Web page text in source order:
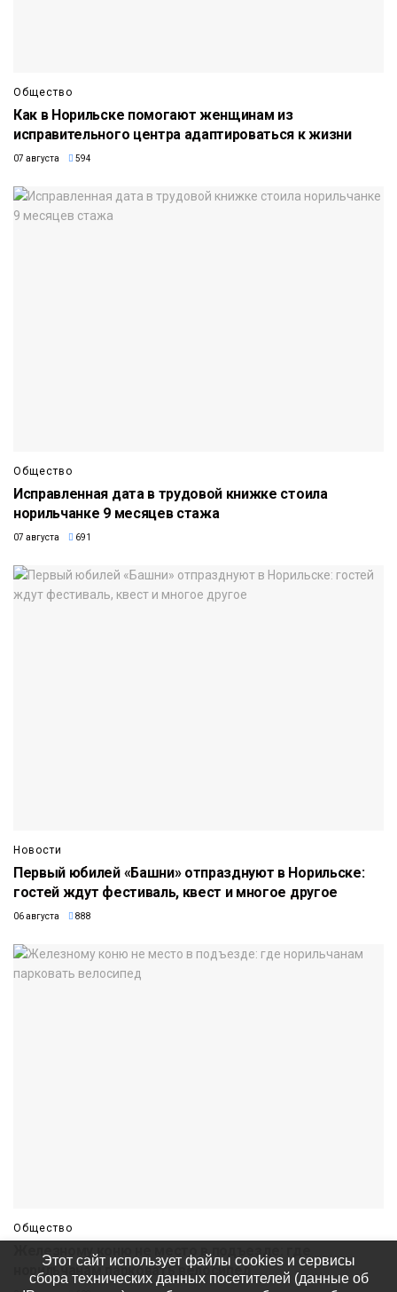
Общество
Как в Норильске помогают женщинам из
исправительного центра адаптироваться к жизни
07 августа 594
Общество
Исправленная дата в трудовой книжке стоила
норильчанке 9 месяцев стажа
07 августа 691
Новости
Первый юбилей «Башни» отпразднуют в Норильске:
гостей ждут фестиваль, квест и многое другое
06 августа 888
Общество
Железному коню не место в подъезде: где
норильчанам парковать велосипед
Этот сайт использует файлы cookies и сервисы
сбора технических данных посетителей (данные об